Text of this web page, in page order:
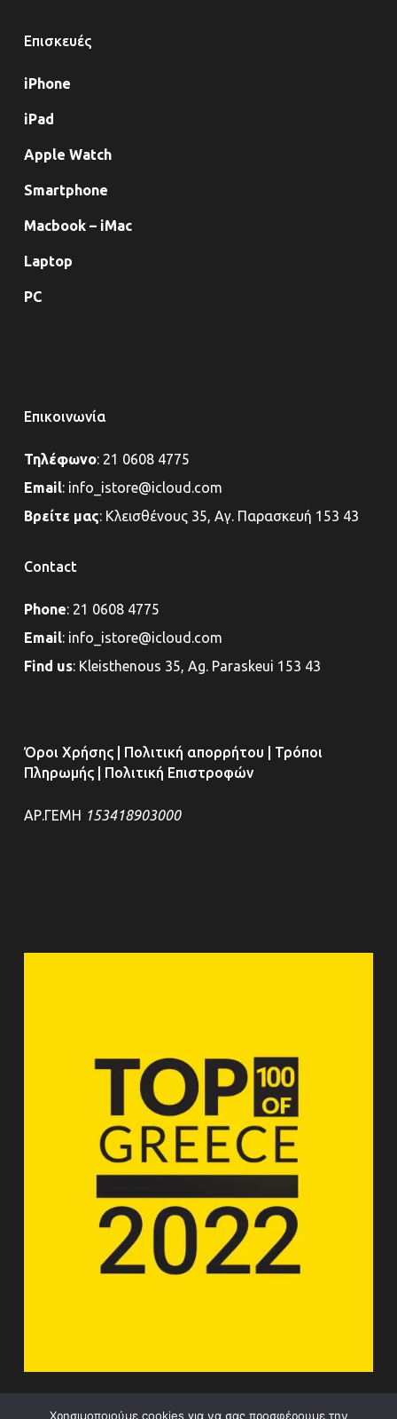
Επισκευές
iPhone
iPad
Apple Watch
Smartphone
Macbook – iMac
Laptop
PC
Επικοινωνία
Τηλέφωνο: 21 0608 4775
Email: info_istore@icloud.com
Βρείτε μας: Κλεισθένους 35, Αγ. Παρασκευή 153 43
Contact
Phone: 21 0608 4775
Email: info_istore@icloud.com
Find us: Kleisthenous 35, Ag. Paraskeui 153 43
Όροι Χρήσης| Πολιτική απορρήτου
Τρόποι
Πληρωμής| Πολιτική Επιστροφών
ΑΡ.ΓΕΜΗ 153418903000
Χρησιμοποιούμε cookies για να σας προσφέρουμε την